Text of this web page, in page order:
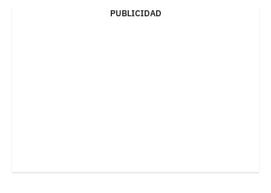
PUBLICIDAD